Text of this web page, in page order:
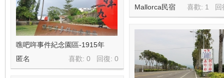
喜歡: 1 回
Mallorca民宿
噍吧哖事件紀念園區-1915年
喜歡: 0 回復: 0
匿名